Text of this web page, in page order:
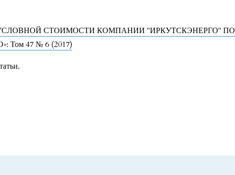
СТОИМОСТИ КОМПАНИИ "ИРКУТСКЭНЕРГО" ПО
Том 47 № 6 (2017)